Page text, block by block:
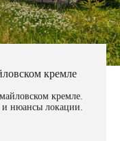
кремле
кремле.
и нюансы локации.